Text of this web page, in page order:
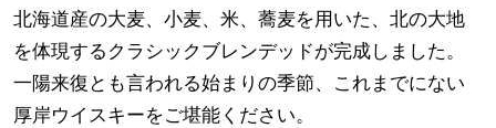
北海道産の大麦、小麦、米、蕎麦を用いた、北の大地
を体現するクラシックブレンデッドが完成しました。
一陽来復とも言われる始まりの季節、これまでにない
厚岸ウイスキーをご堪能ください。